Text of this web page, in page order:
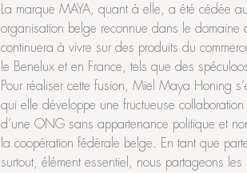
La marque MAYA, quant à elle, a été cédée
organisation belge reconnue dans le domaine
continuera à vivre sur des produits du
le Benelux et en France, tels que des
Pour réaliser cette fusion, Miel Maya Honing
qui elle développe une fructueuse
d’une ONG sans appartenance politique et
la coopération fédérale belge. En tant que
surtout, élément essentiel, nous partageons